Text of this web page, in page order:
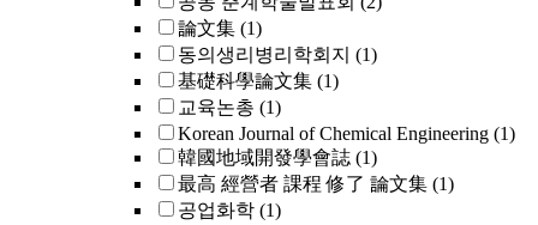
論文集 (1)
동의생리병리학회지 (1)
基礎科學論文集 (1)
교육논총 (1)
Korean Journal of Chemical Engineering (1)
韓國地域開發學會誌 (1)
最高 經營者 課程 修了 論文集 (1)
공업화학 (1)